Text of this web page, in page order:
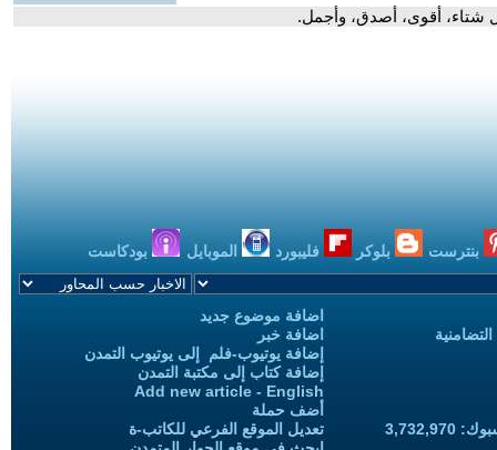
شتاء، أقوى، أصدق، وأجمل.
بنترست بلوكر فليبورد الموبايل بودكاست
اضافة موضوع جديد
اضافة خبر
إضافة يوتيوب-فلم إلى يوتيوب التمدن
إضافة كتاب إلى مكتبة التمدن
Add new article - English
أضف حملة
تعديل الموقع الفرعي للكاتب-ة